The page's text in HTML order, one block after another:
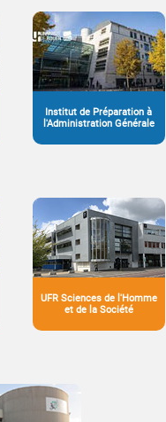
Institut de Préparation à
l'Administration Générale
UFR Sciences de l'Homme
et de la Société